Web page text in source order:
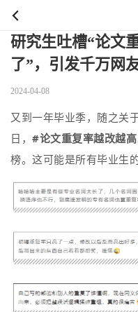
研究生吐槽“论文
了”，引发千万网
2024-04-08
又到一年毕业季，随之关
日，#论文重复率越改越
榜。这可能是所有毕业生